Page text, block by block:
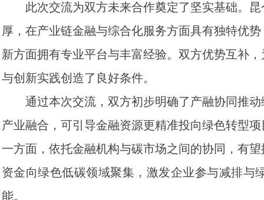
此次交流为双方未来合作奠定了坚实基础。昆
厚，在产业链金融与综合化服务方面具有独特优
新方面拥有专业平台与丰富经验。双方优势互补
与创新实践创造了良好条件。
通过本次交流，双方初步明确了产融协同推动
产业融合，可引导金融资源更精准投向绿色转型
一方面，依托金融机构与碳市场之间的协同，有
资金向绿色低碳领域聚集，激发企业参与减排与
能。